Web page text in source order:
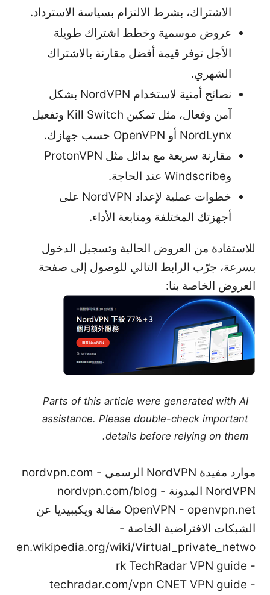
الاشتراك، بشرط الالتزام بسياسة الاسترداد.
عروض موسمية وخطط اشتراك طويلة
الأجل توفر قيمة أفضل مقارنة بالاشتراك
الشهري.
نصائح أمنية لاستخدام NordVPN بشكل
آمن وفعال، مثل تمكين Kill Switch وتفعيل
NordLynx أو OpenVPN حسب جهازك.
مقارنة سريعة مع بدائل مثل ProtonVPN
وWindscribe عند الحاجة.
خطوات عملية لإعداد NordVPN على
أجهزتك المختلفة ومتابعة الأداء.
للاستفادة من العروض الحالية وتسجيل الدخول
بسرعة، جرّب الرابط التالي للوصول إلى صفحة
العروض الخاصة بنا:
Parts of this article were generated with AI
assistance. Please double-check important
details before relying on them.
موارد مفيدة NordVPN الرسمي - nordvpn.com
NordVPN المدونة - nordvpn.com/blog
OpenVPN - openvpn.net مقالة ويكيبيديا عن
الشبكات الافتراضية الخاصة -
en.wikipedia.org/wiki/Virtual_private_netwo
rk TechRadar VPN guide -
techradar.com/vpn CNET VPN guide -